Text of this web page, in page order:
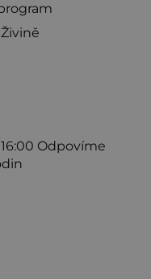
Odpovíme